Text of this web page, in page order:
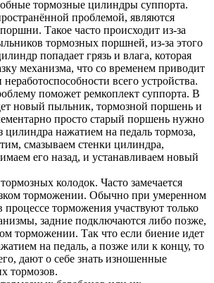
тормозные цилиндры суппорта.
проблемой, являются
Такое часто происходит из-за
тормозных поршней, из-за этого
попадает грязь и влага, которая
механизма, что со временем приводит
всего устройства.
поможет ремкоплект суппорта. В
новый пыльник, тормозной поршень и
просто старый поршень нужно
цилиндра нажатием на педаль тормоза,
смазываем стенки цилиндра,
его назад, и устанавливаем новый
колодок. Часто замечается
торможении. Обычно при умеренном
торможения участвуют только
задние подключаются либо позже,
торможении. Так что если биение идет
на педаль, а позже или к концу, то
дают о себе знать изношенные
тормозов.